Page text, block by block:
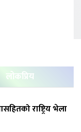
लोकप्रिय
राष्ट्रिय भेला